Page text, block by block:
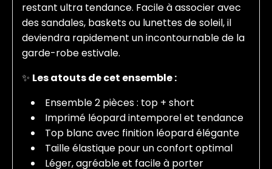
restant ultra tendance. Facile à associer avec
des sandales, baskets ou lunettes de soleil, il
deviendra rapidement un incontournable de la
garde-robe estivale.
✨ Les atouts de cet ensemble :
Ensemble 2 pièces : top + short
Imprimé léopard intemporel et tendance
Top blanc avec finition léopard élégante
Taille élastique pour un confort optimal
Léger, agréable et facile à porter